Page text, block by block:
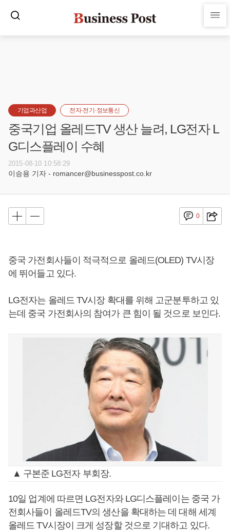
기업과산업 전자·전기·정보통신
중국기업 올레드TV 생산 늘려, LG전자 L
G디스플레이 수혜
2015-08-10 10:58:29
이승용 기자 - romancer@businesspost.co.kr
0
중국 가전회사들이 적극적으로 올레드(OLED) TV시장
에 뛰어들고 있다.
LG전자는 올레드 TV시장 확대를 위해 고군분투하고 있
는데 중국 가전회사의 참여가 큰 힘이 될 것으로 보인다.
▲ 구본준 LG전자 부회장.
10일 업계에 따르면 LG전자와 LG디스플레이는 중국 가
전회사들이 올레드TV의 생산을 확대하는 데 대해 세계
올레드 TV시장이 크게 성장할 것으로 기대하고 있다.